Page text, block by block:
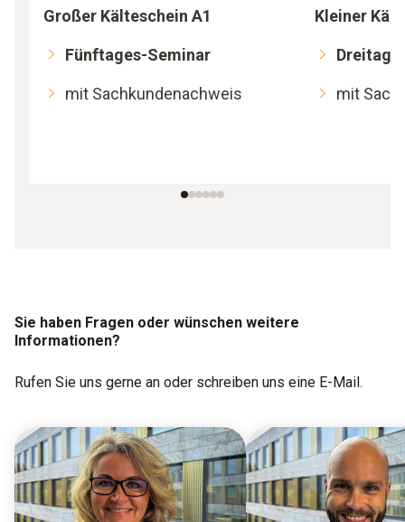
Großer Kälteschein A1
Fünftages-Seminar
mit Sachkundenachweis
Kleiner
mit
Sie haben Fragen oder wünschen weitere
Informationen?
Rufen Sie uns gerne an oder schreiben uns eine E-Mail.